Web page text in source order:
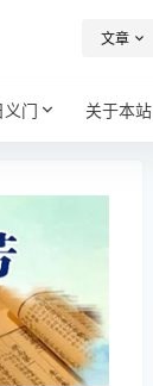
文章
义门 关于本站